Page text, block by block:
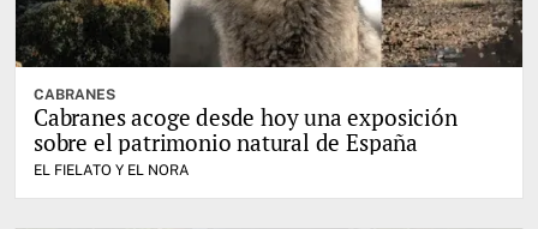
CABRANES
Cabranes acoge desde hoy una exposición
sobre el patrimonio natural de España
EL FIELATO Y EL NORA